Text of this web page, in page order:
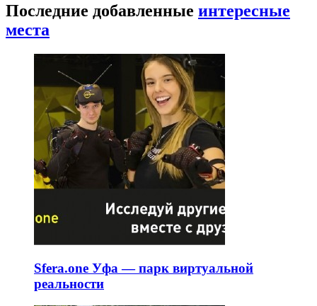
Последние добавленные интересные
места
Sfera.one Уфа — парк виртуальной
реальности